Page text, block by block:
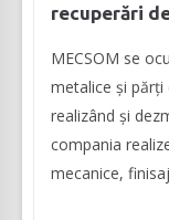
recuperări
MECSOM se
metalice și
realizând şi
compania
mecanice,